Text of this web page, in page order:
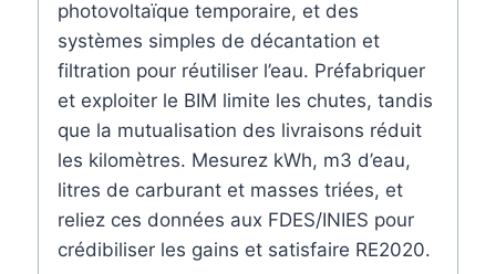
photovoltaïque temporaire, et des
systèmes simples de décantation et
filtration pour réutiliser l’eau. Préfabriquer
et exploiter le BIM limite les chutes, tandis
que la mutualisation des livraisons réduit
les kilomètres. Mesurez kWh, m3 d’eau,
litres de carburant et masses triées, et
reliez ces données aux FDES/INIES pour
crédibiliser les gains et satisfaire RE2020.